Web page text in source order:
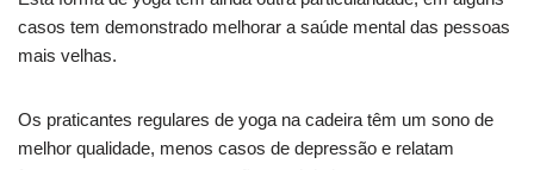
casos tem demonstrado melhorar a saúde mental das pessoas
mais velhas.
Os praticantes regulares de yoga na cadeira têm um sono de
melhor qualidade, menos casos de depressão e relatam